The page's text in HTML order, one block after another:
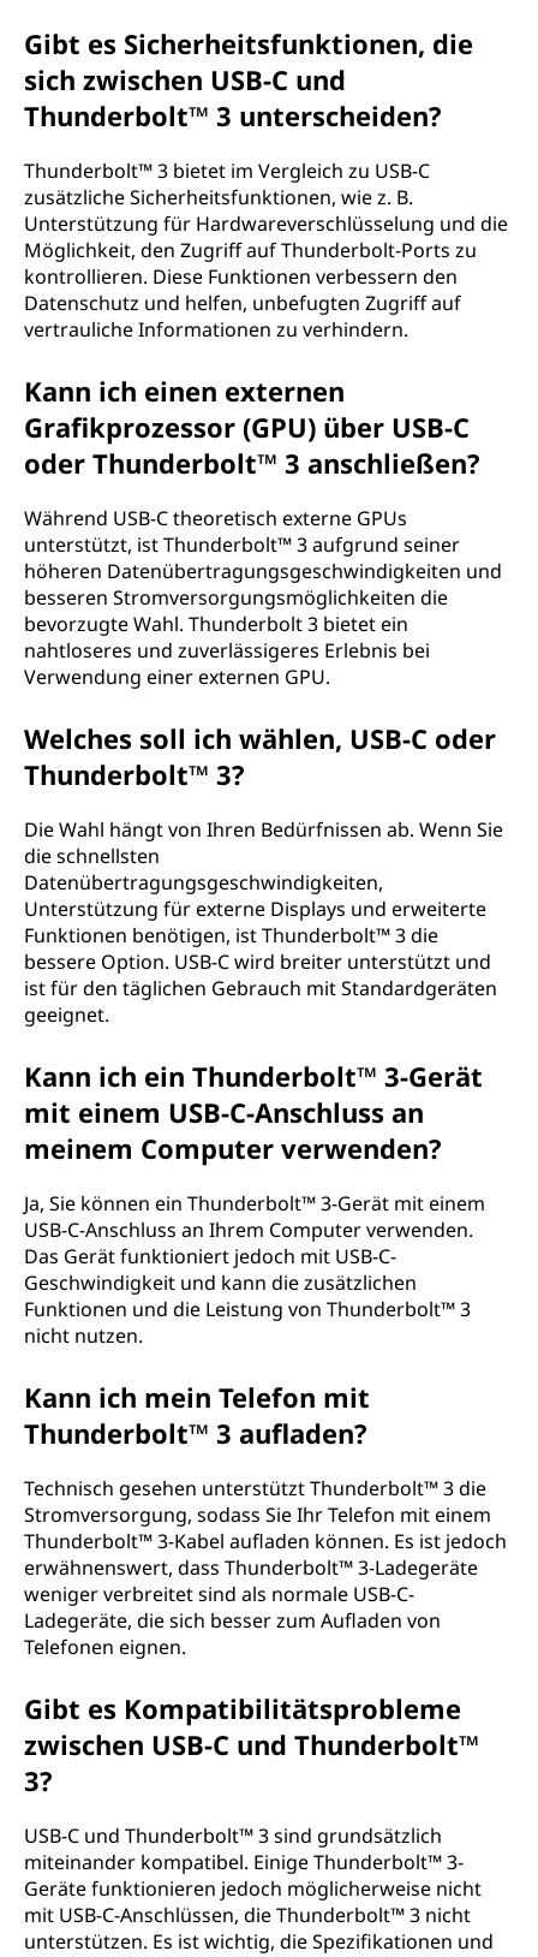
Gibt es Sicherheitsfunktionen, die
sich zwischen USB-C und
Thunderbolt™ 3 unterscheiden?
Thunderbolt™ 3 bietet im Vergleich zu USB-C
zusätzliche Sicherheitsfunktionen, wie z. B.
Unterstützung für Hardwareverschlüsselung und die
Möglichkeit, den Zugriff auf Thunderbolt-Ports zu
kontrollieren. Diese Funktionen verbessern den
Datenschutz und helfen, unbefugten Zugriff auf
vertrauliche Informationen zu verhindern.
Kann ich einen externen
Grafikprozessor (GPU) über USB-C
oder Thunderbolt™ 3 anschließen?
Während USB-C theoretisch externe GPUs
unterstützt, ist Thunderbolt™ 3 aufgrund seiner
höheren Datenübertragungsgeschwindigkeiten und
besseren Stromversorgungsmöglichkeiten die
bevorzugte Wahl. Thunderbolt 3 bietet ein
nahtloseres und zuverlässigeres Erlebnis bei
Verwendung einer externen GPU.
Welches soll ich wählen, USB-C oder
Thunderbolt™ 3?
Die Wahl hängt von Ihren Bedürfnissen ab. Wenn Sie
die schnellsten
Datenübertragungsgeschwindigkeiten,
Unterstützung für externe Displays und erweiterte
Funktionen benötigen, ist Thunderbolt™ 3 die
bessere Option. USB-C wird breiter unterstützt und
ist für den täglichen Gebrauch mit Standardgeräten
geeignet.
Kann ich ein Thunderbolt™ 3-Gerät
mit einem USB-C-Anschluss an
meinem Computer verwenden?
Ja, Sie können ein Thunderbolt™ 3-Gerät mit einem
USB-C-Anschluss an Ihrem Computer verwenden.
Das Gerät funktioniert jedoch mit USB-C-
Geschwindigkeit und kann die zusätzlichen
Funktionen und die Leistung von Thunderbolt™ 3
nicht nutzen.
Kann ich mein Telefon mit
Thunderbolt™ 3 aufladen?
Technisch gesehen unterstützt Thunderbolt™ 3 die
Stromversorgung, sodass Sie Ihr Telefon mit einem
Thunderbolt™ 3-Kabel aufladen können. Es ist jedoch
erwähnenswert, dass Thunderbolt™ 3-Ladegeräte
weniger verbreitet sind als normale USB-C-
Ladegeräte, die sich besser zum Aufladen von
Telefonen eignen.
Gibt es Kompatibilitätsprobleme
zwischen USB-C und Thunderbolt™
3?
USB-C und Thunderbolt™ 3 sind grundsätzlich
miteinander kompatibel. Einige Thunderbolt™ 3-
Geräte funktionieren jedoch möglicherweise nicht
mit USB-C-Anschlüssen, die Thunderbolt™ 3 nicht
unterstützen. Es ist wichtig, die Spezifikationen und